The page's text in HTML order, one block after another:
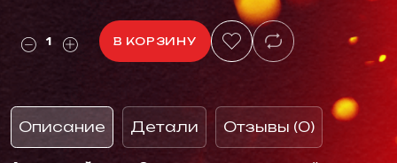
В КОРЗИНУ
Описание Детали Отзывы (0)